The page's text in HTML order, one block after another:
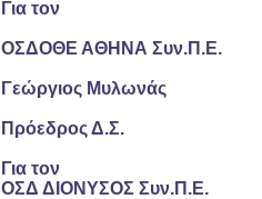
Για τον
ΟΣΔΟΘΕ ΑΘΗΝΑ Συν.Π.Ε.
Γεώργιος Μυλωνάς
Πρόεδρος Δ.Σ.
Για τον
ΟΣΔ ΔΙΟΝΥΣΟΣ Συν.Π.Ε.